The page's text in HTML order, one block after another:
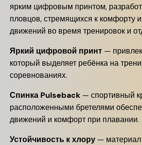
ярким цифровым принтом,
пловцов, стремящихся к комфорту
движений во время тренировок и
Яркий цифровой принт —
который выделяет ребёнка на
соревнованиях.
Спинка Pulseback — спортивный
расположенными бретелями
движений и комфорт при плавании.
Устойчивость к хлору — материал